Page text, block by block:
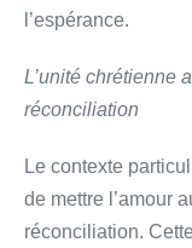
l’espérance.
L’unité chrétienne
réconciliation
Le contexte
de mettre l’amour
réconciliation.